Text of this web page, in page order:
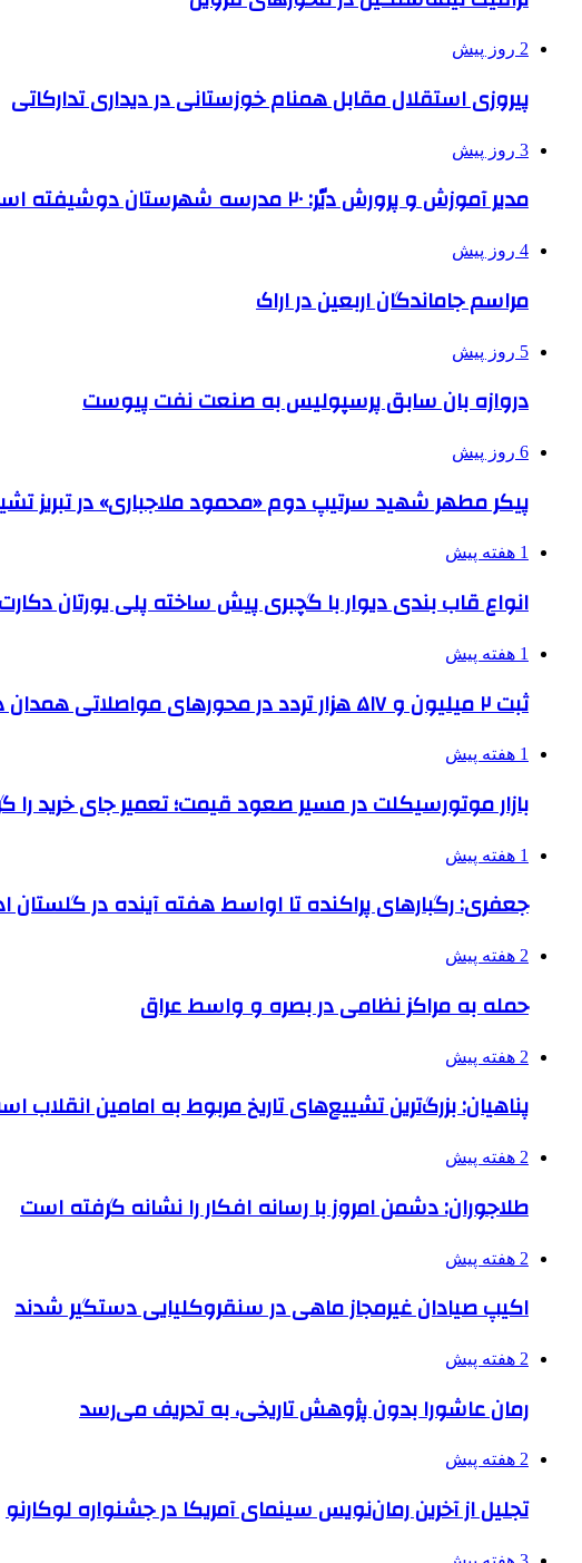
2 روز پیش
پیروزی استقلال مقابل همنام خوزستانی در دیداری تدارکاتی
3 روز پیش
مدیر آموزش و پرورش دیّر: ۲۰ مدرسه شهرستان دوشیفته است
4 روز پیش
مراسم جاماندگان اربعین در اراک
5 روز پیش
دروازه بان سابق پرسپولیس به صنعت نفت پیوست
6 روز پیش
پیکر مطهر شهید سرتیپ دوم «محمود ملاجباری» در تبریز
1 هفته پیش
انواع قاب بندی دیوار با گچبری پیش ساخته پلی یورتان
1 هفته پیش
ثبت ۲ میلیون و ۵۱۷ هزار تردد در محورهای مواصلاتی همدان در ایام اربعین
1 هفته پیش
بازار موتورسیکلت در مسیر صعود قیمت؛ تعمیر جای خرید را
1 هفته پیش
جعفری: رگبارهای پراکنده تا اواسط هفته آینده در گلستان
2 هفته پیش
حمله به مراکز نظامی در بصره و واسط عراق
2 هفته پیش
پناهیان: بزرگ‌ترین تشییع‌های تاریخ مربوط به امامین انقلاب
2 هفته پیش
طلاجوران: دشمن امروز با رسانه افکار را نشانه گرفته است
2 هفته پیش
اکیپ صیادان غیرمجاز ماهی در سنقروکلیایی دستگیر شدند
2 هفته پیش
رمان عاشورا بدون پژوهش تاریخی، به تحریف می‌رسد
2 هفته پیش
تجلیل از آخرین رمان‌نویس سینمای آمریکا در جشنواره لوکارنو